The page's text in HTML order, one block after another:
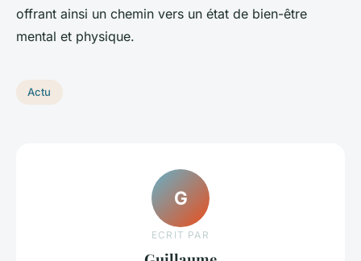
offrant ainsi un chemin vers un état de bien-être
mental et physique.
Actu
G
ECRIT PAR